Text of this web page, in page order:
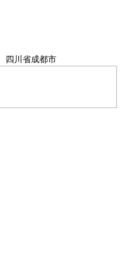
四川省成都市